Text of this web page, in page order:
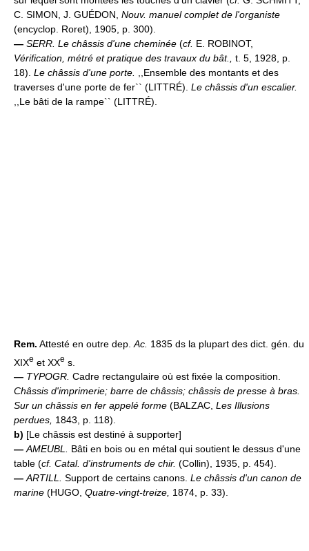
C. SIMON, J. GUÉDON, Nouv. manuel complet de l'organiste
(encyclop. Roret), 1905, p. 300).
— SERR. Le châssis d'une cheminée (cf. E. ROBINOT,
Vérification, métré et pratique des travaux du bât.,
t. 5, 1928, p.
18). Le châssis d'une porte.
,,Ensemble des montants et des
traverses d'une porte de fer`` (LITTRÉ). Le châssis d'un escalier.
,,Le bâti de la rampe`` (LITTRÉ).
Rem. Attesté en outre dep. Ac. 1835 ds la plupart des dict. gén. du
XIXe et XXe s.
— TYPOGR. Cadre rectangulaire où est fixée la composition.
Châssis d'imprimerie; barre de châssis; châssis de presse à bras.
Sur un châssis en fer appelé forme (BALZAC, Les Illusions
perdues, 1843, p. 118).
b) [Le châssis est destiné à supporter]
—AMEUBL. Bâti en bois ou en métal qui soutient le dessus d'une
table (cf. Catal. d'instruments de chir. (Collin), 1935, p. 454).
—ARTILL. Support de certains canons. Le châssis d'un canon de
marine (HUGO, Quatre-vingt-treize, 1874, p. 33).